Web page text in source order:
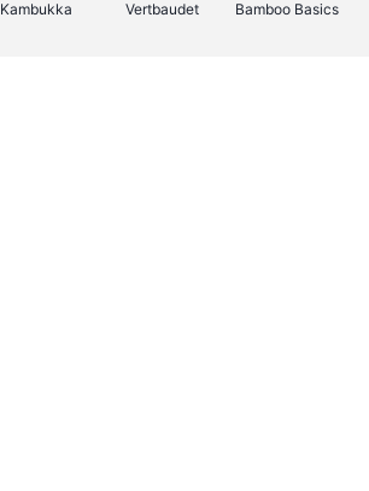
Kambukka Vertbaudet Bamboo Basics